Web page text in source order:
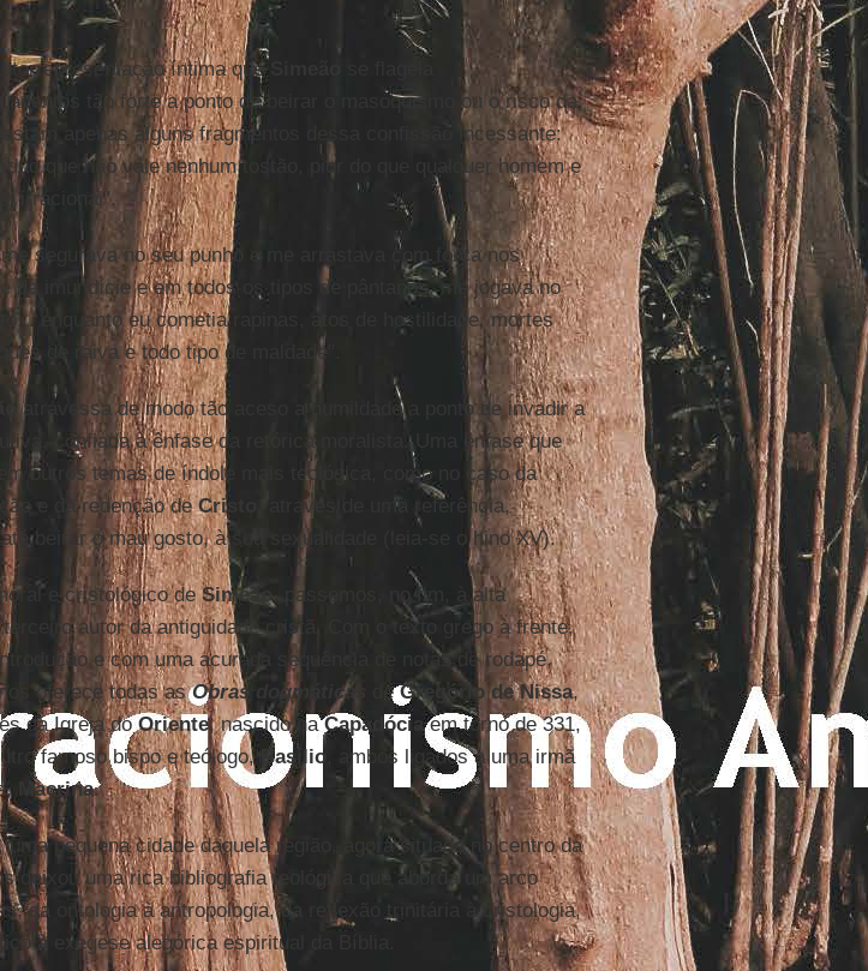
íntima que
acentos tão forte a ponto de beirar o masoquismo ou o risco da
apenas alguns fragmentos dessa confissão incessante:
que não vale nenhum tostão, pior do que qualquer homem e
irracional".
segurava no seu punho e me arrastava com força nos
da imundície e em todos os tipos de pântanos, me jogava no
enquanto eu cometia rapinas, atos de hostilidade, mortes
de raiva e todo tipo de maldade".
atravessa de modo tão aceso a humildade a ponto de invadir a
confiada à ênfase da retórica moralista. Uma ênfase que
outros temas de índole mais teológica, como no caso da
e da redenção deCristo
, através de uma referência,
beirar o mau gosto, à sua sexualidade (leia-se o hino XV).
e cristológico deSimeão, passemos, no fim, à alta
autor da antiguidade cristã. Com o texto grego à frente,
e com uma acurada sequência de notas de rodapé,
oferece todas asObras dogmáticas deGregório de Nissa,
da Igreja doOriente, nascido naCapadóciaem torno de 331,
famoso bispo e teólogo, Basílio
, ambos ligados a uma irmã
Macrina.
uma pequena cidade daquela região, agora situada no centro da
deixou uma rica bibliografia teológica que aborda um arco
da ontologia à antropologia, da reflexão trinitária à cristologia,
à exegese alegórica espiritual da Bíblia.